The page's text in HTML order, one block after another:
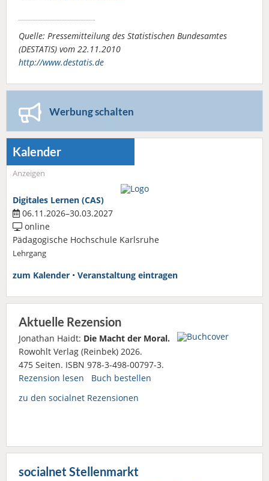
Quelle: Pressemitteilung des Statistischen Bundesamtes
(DESTATIS) vom 22.11.2010
http://www.destatis.de
Werbung schalten
Kalender
Anzeigen
Digitales Lernen (CAS)
06.11.2026–30.03.2027
online
Pädagogische Hochschule Karlsruhe
Lehrgang
zum Kalender • Veranstaltung eintragen
Aktuelle Rezension
Jonathan Haidt: Die Macht der Moral.
Rowohlt Verlag (Reinbek) 2026.
475 Seiten. ISBN 978-3-498-00797-3.
Rezension lesen
Buch bestellen
zu den socialnet Rezensionen
socialnet Stellenmarkt